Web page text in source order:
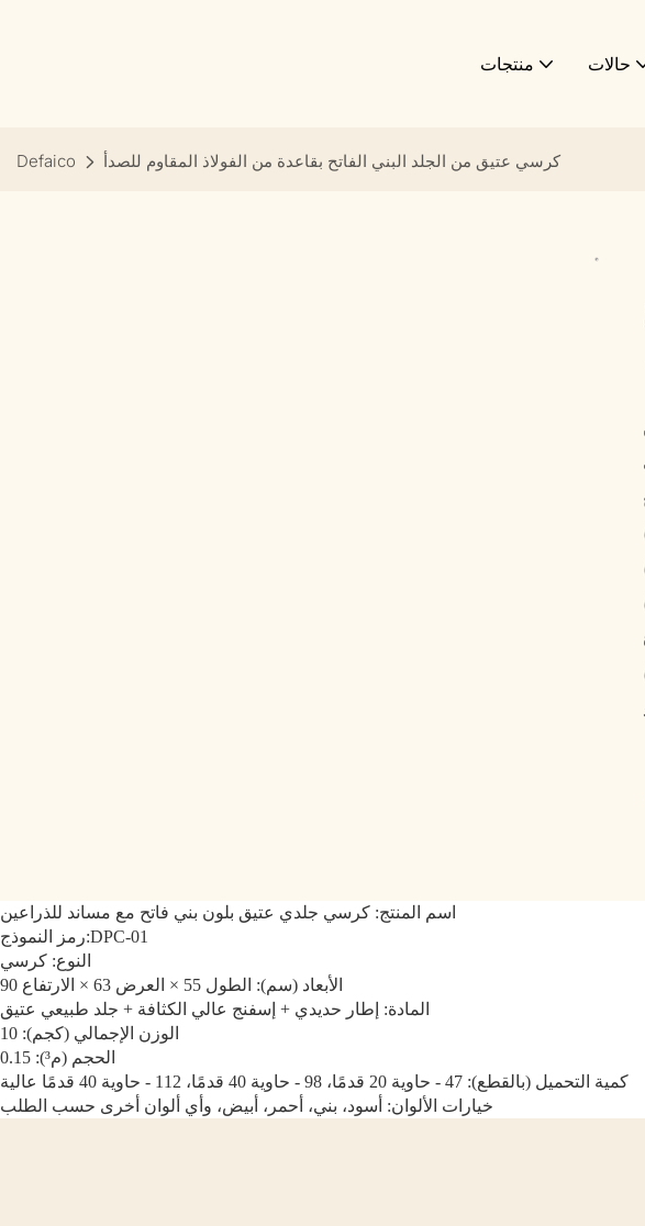
منتجات حالات
Defaico كرسي عتيق من الجلد البني الفاتح بقاعدة من الفولاذ المقاوم للصدأ
اسم المنتج: كرسي جلدي عتيق بلون بني فاتح مع مساند للذراعين
رمز النموذج:DPC-01
النوع: كرسي
الأبعاد (سم): الطول 55 × العرض 63 × الارتفاع 90
المادة: إطار حديدي + إسفنج عالي الكثافة + جلد طبيعي عتيق
الوزن الإجمالي (كجم): 10
الحجم (م³): 0.15
كمية التحميل (بالقطع): 47 - حاوية 20 قدمًا، 98 - حاوية 40 قدمًا، 112 - حاوية 40 قدمًا عالية
خيارات الألوان: أسود، بني، أحمر، أبيض، وأي ألوان أخرى حسب الطلب